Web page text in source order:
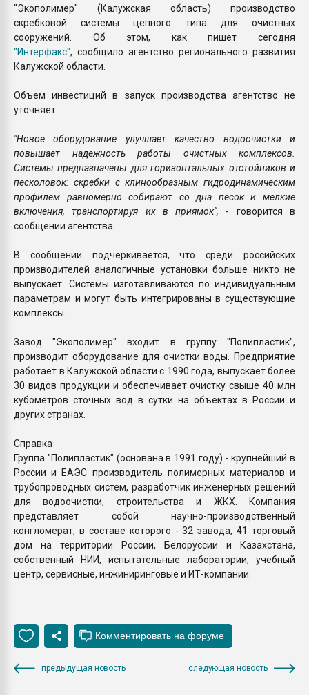
"Экополимер" (Калужская область) производство
скребковой системы цепного типа для очистных
сооружений. Об этом, как пишет сегодня
"Интерфакс", сообщило агентство регионального развития
Калужской области.
Объем инвестиций в запуск производства агентство не
уточняет.
"Новое оборудование улучшает качество водоочистки и
повышает надежность работы очистных комплексов.
Системы предназначены для горизонтальных отстойников и
песколовок: скребки с клинообразным гидродинамическим
профилем равномерно собирают со дна песок и мелкие
включения, транспортируя их в приямок", - говорится в
сообщении агентства.
В сообщении подчеркивается, что среди российских
производителей аналогичные установки больше никто не
выпускает. Системы изготавливаются по индивидуальным
параметрам и могут быть интегрированы в существующие
комплексы.
Завод "Экополимер" входит в группу "Полипластик",
производит оборудование для очистки воды. Предприятие
работает в Калужской области с 1990 года, выпускает более
30 видов продукции и обеспечивает очистку свыше 40 млн
кубометров сточных вод в сутки на объектах в России и
других странах.
Справка
Группа "Полипластик" (основана в 1991 году) - крупнейший в
России и ЕАЭС производитель полимерных материалов и
трубопроводных систем, разработчик инженерных решений
для водоочистки, строительства и ЖКХ. Компания
представляет собой научно-производственный
конгломерат, в составе которого - 32 завода, 41 торговый
дом на территории России, Белоруссии и Казахстана,
собственный НИИ, испытательные лаборатории, учебный
центр, сервисные, инжиниринговые и ИТ-компании.
предыдущая новость следующая новость